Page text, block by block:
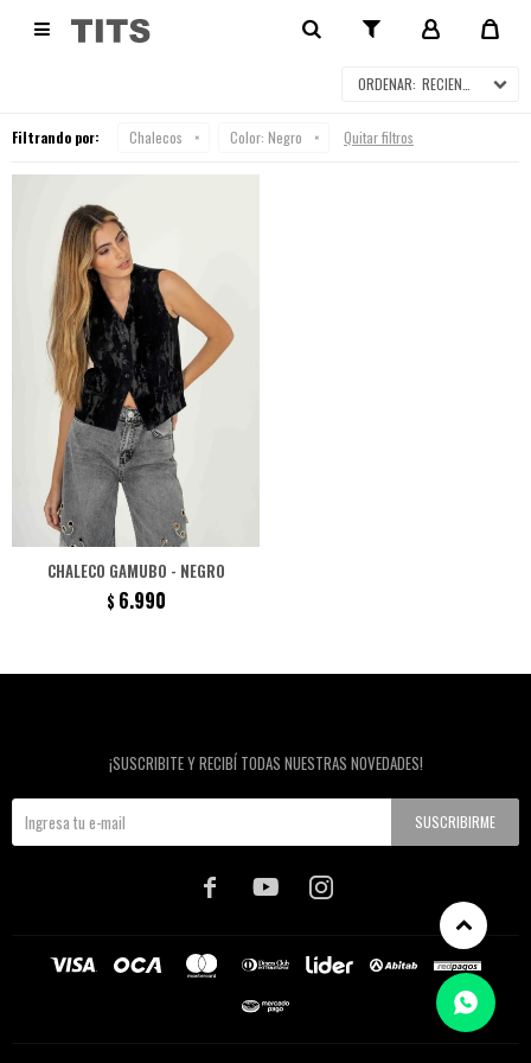
 CHALECOS
RECIENTES
Filtrando por: Chalecos Color: Negro Quitar filtros
CHALECO GAMUBO - NEGRO
$ 6.990
¡SUSCRIBITE Y RECIBÍ TODAS NUESTRAS NOVEDADES!
SUSCRIBIRME
  